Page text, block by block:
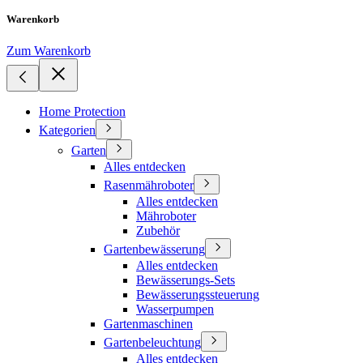
Warenkorb
Zum Warenkorb
Home Protection
Kategorien
Garten
Alles entdecken
Rasenmähroboter
Alles entdecken
Mähroboter
Zubehör
Gartenbewässerung
Alles entdecken
Bewässerungs-Sets
Bewässerungssteuerung
Wasserpumpen
Gartenmaschinen
Gartenbeleuchtung
Alles entdecken